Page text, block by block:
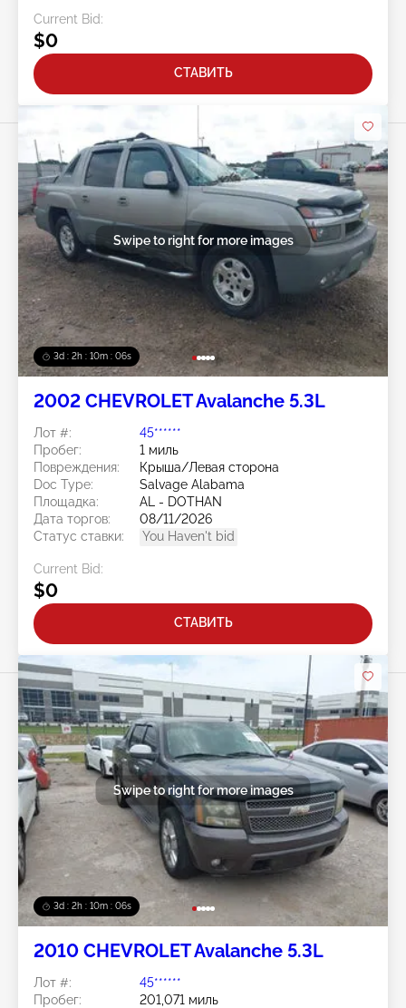
Current Bid:
$0
СТАВИТЬ
3d : 2h : 10m : 03s
Swipe to right for more images
2002 CHEVROLET Avalanche 5.3L
Лот #:
45******
Пробег:
1 миль
Повреждения:
Крыша/Левая сторона
Doc Type:
Salvage Alabama
Площадка:
AL - DOTHAN
Дата торгов:
08/11/2026
Статус ставки:
You Haven't bid
Current Bid:
$0
СТАВИТЬ
3d : 2h : 10m : 03s
Swipe to right for more images
2010 CHEVROLET Avalanche 5.3L
Лот #:
45******
Пробег:
201,071 миль